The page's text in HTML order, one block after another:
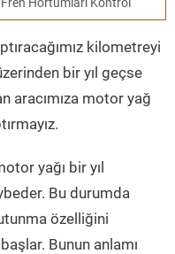
kilometreyi
bir yıl geçse
aracımıza motor yağ
yağı bir yıl
Bu durumda
özelliğini
Bunun anlamı